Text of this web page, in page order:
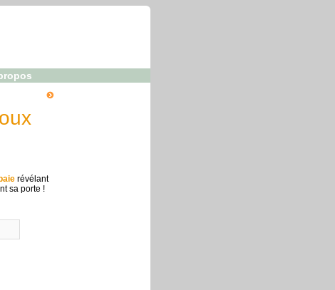
révélant
sa porte !